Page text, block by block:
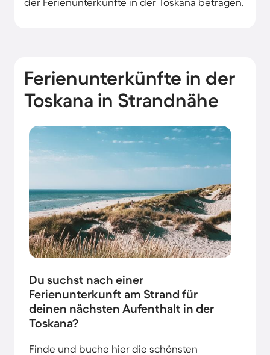
Ferienunterkünfte in der
Toskana in Strandnähe
Du suchst nach einer
Ferienunterkunft am Strand für
deinen nächsten Aufenthalt in der
Toskana?
Finde und buche hier die schönsten